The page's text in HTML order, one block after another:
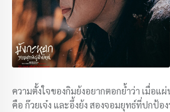
ความตั้งใจของกิมย้งอยากตอกย้ำว่า เมื่อ
คือ ก๊วยเจ๋ง และอึ้งย้ง สองจอมยุทธ์ที่ปกป้อ